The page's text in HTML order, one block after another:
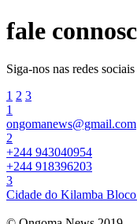
fale
Siga-nos nas redes sociais
1 2 3
1
ongomanews@gmail.com
2
+244 943040954
+244 918396203
3
Cidade do Kilamba